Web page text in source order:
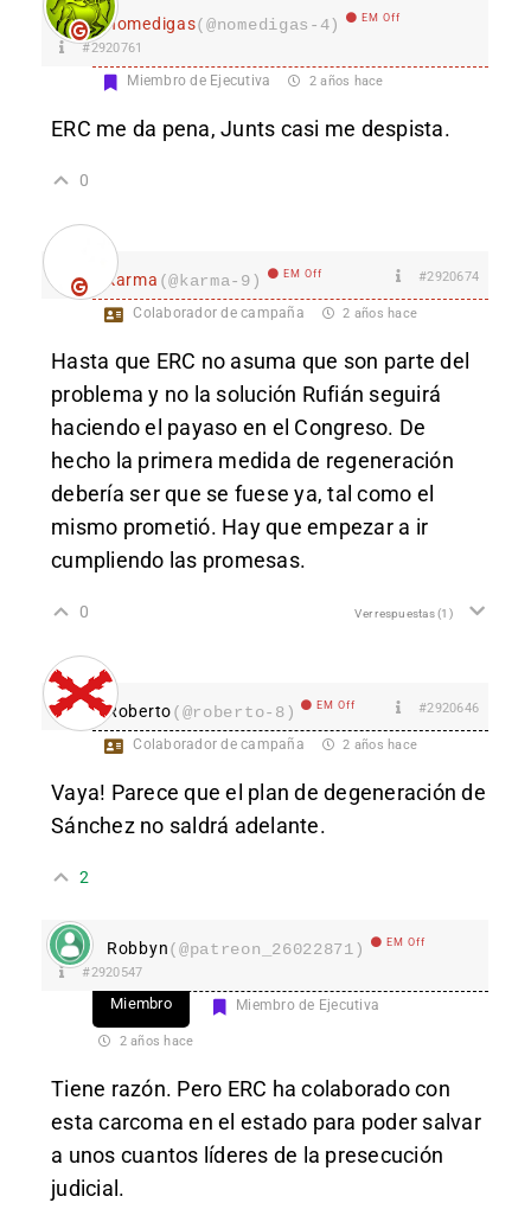
nomedigas(@nomedigas-4) EM Off
#2920761
Miembro de Ejecutiva 2 años hace
ERC me da pena, Junts casi me despista.
0
karma (@karma-9) EM Off #2920674
Colaborador de campaña 2 años hace
Hasta que ERC no asuma que son parte del
problema y no la solución Rufián seguirá
haciendo el payaso en el Congreso. De
hecho la primera medida de regeneración
debería ser que se fuese ya, tal como el
mismo prometió. Hay que empezar a ir
cumpliendo las promesas.
0 Ver respuestas(1)
Roberto(@roberto-8) EM Off #2920646
Colaborador de campaña 2 años hace
Vaya! Parece que el plan de degeneración de
Sánchez no saldrá adelante.
2
Robbyn(@patreon_26022871) EM Off
#2920547
Miembro Miembro de Ejecutiva
2 años hace
Tiene razón. Pero ERC ha colaborado con
esta carcoma en el estado para poder salvar
a unos cuantos líderes de la presecución
judicial.